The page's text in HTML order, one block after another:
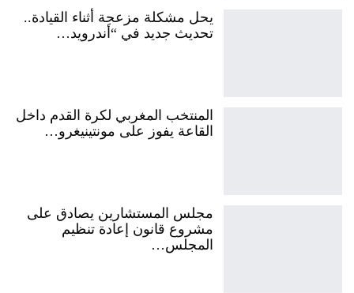
يحل مشكلة مزعجة أثناء القيادة..
تحديث جديد في “أندرويد…
المنتخب المغربي لكرة القدم داخل
القاعة يفوز على مونتينيغرو…
مجلس المستشارين يصادق على
مشروع قانون إعادة تنظيم
المجلس…